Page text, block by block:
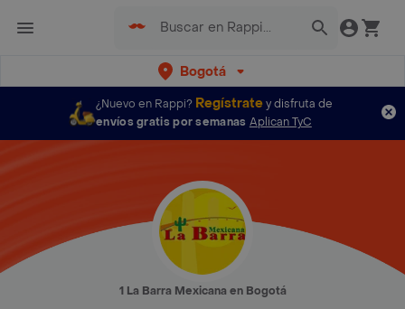
Bogotá
¿Nuevo en Rappi? Regístratey disfruta de
envíos gratis por semanas Aplican TyC
1 La Barra Mexicana en Bogotá